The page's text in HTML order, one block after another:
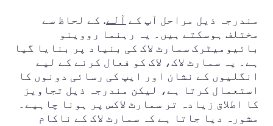
مندرجہ ذیل مراحل آپ کے آلے. کے لحاظ سے
مختلف ہوسکتے ہيں۔ یہ رہنما رووینو
بائیومیٹرک سمارٹ لاک کی بنیاد پر بنایا گیا
ہے۔ یہ سمارٹ لاک، لاک کو فعال کرنے کے لیے
انگلیوں کے نشان اور ایپ کی رسائی دونوں کا
استعمال کرتا ہے، لیکن مندرجہ ذیل تجاویز
کا اطلاق زیادہ تر سمارٹ لاکس پر ہونا چاہیے۔
مشورہ دیا جاتا ہے کہ سمارٹ لاک کے ناکام